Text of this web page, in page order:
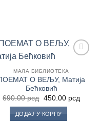
рсд.
Листу
жеља
МАЛА БИБЛИОТЕКА
О ВЕЉУ, Матија
Бећковић
690.00рсд Оригинална
је
била:
450.00 рсд
цена
ДОДАЈ У КОРПУ